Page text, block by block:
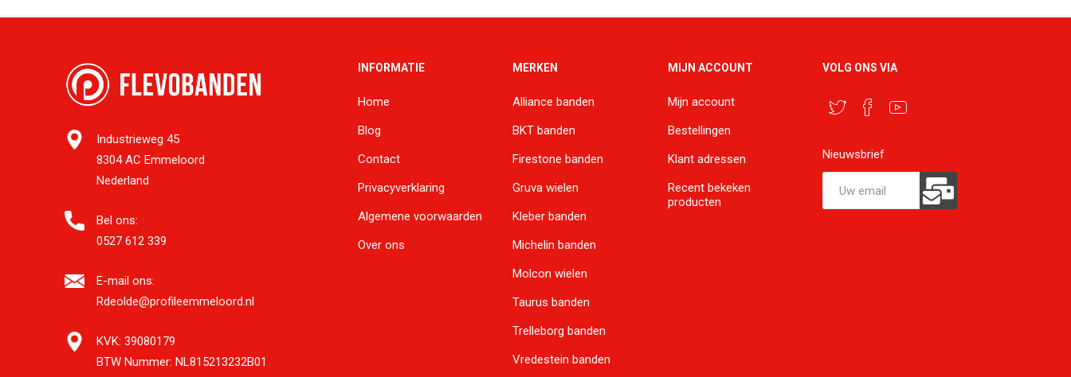
Industrieweg 45
8304 AC Emmeloord
Nederland
Bel ons:
0527 612 339
E-mail ons:
Rdeolde@profileemmeloord.nl
KVK: 39080179
BTW Nummer: NL815213232B01
INFORMATIE
Home
Blog
Contact
Privacyverklaring
Algemene voorwaarden
Over ons
MERKEN
Alliance banden
BKT banden
Firestone banden
Gruva wielen
Kleber banden
Michelin banden
Molcon wielen
Taurus banden
Trelleborg banden
Vredestein banden
MIJN ACCOUNT
Mijn account
Bestellingen
Klant adressen
Recent bekeken
producten
VOLG ONS VIA
Nieuwsbrief